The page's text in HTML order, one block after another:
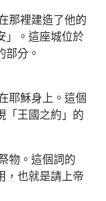
那裡建造了他的
」。 這座城位於
部分 。
耶穌身上 。 這個
「王國之約 」 的
物 。 這個詞的
， 也就是請上帝